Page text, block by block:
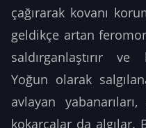
çağırarak kovanı
geldikçe artan
saldırganlaştırır
Yoğun olarak
avlayan
kokarcalar da algılar.